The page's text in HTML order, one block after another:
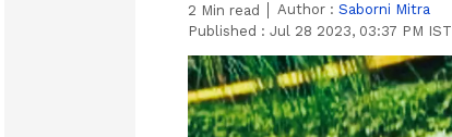
2 Min read Author : Saborni Mitra
Published : Jul 28 2023, 03:37 PM IST